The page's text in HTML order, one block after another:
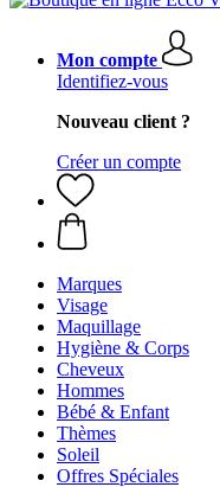
Mon compte
Identifiez-vous
Nouveau client ?
Créer un compte
Marques
Visage
Maquillage
Hygiène & Corps
Cheveux
Hommes
Bébé & Enfant
Thèmes
Soleil
Offres Spéciales